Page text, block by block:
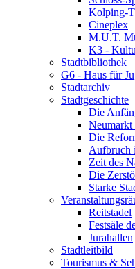
Kolping-
Cineplex
M.U.T.
K3 -
Stadtbibliothek
G6 - Haus für
Stadtarchiv
Stadtgeschichte
Die
Neumarkt
Die
Aufbruch
Zeit des
Die
Starke
Reitstadel
Festsäle
Jurahallen
Stadtleitbild
Tourismus &